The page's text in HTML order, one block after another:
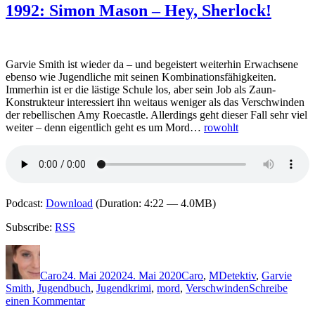
1992: Simon Mason – Hey, Sherlock!
Garvie Smith ist wieder da – und begeistert weiterhin Erwachsene
ebenso wie Jugendliche mit seinen Kombinationsfähigkeiten.
Immerhin ist er die lästige Schule los, aber sein Job als Zaun-
Konstrukteur interessiert ihn weitaus weniger als das Verschwinden
der rebellischen Amy Roecastle. Allerdings geht dieser Fall sehr viel
weiter – denn eigentlich geht es um Mord… rowohlt
Podcast: Download (Duration: 4:22 — 4.0MB)
Subscribe: RSS
Autor
Caro24. Mai 202024. Mai 2020Caro, MDetektiv, Garvie
Smith, Jugendbuch, Jugendkrimi, mord, VerschwindenSchreibe
einen Kommentarzu